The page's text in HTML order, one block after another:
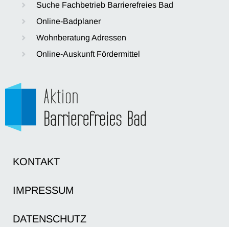
Suche Fachbetrieb Barrierefreies Bad
Online-Badplaner
Wohnberatung Adressen
Online-Auskunft Fördermittel
KONTAKT
IMPRESSUM
DATENSCHUTZ